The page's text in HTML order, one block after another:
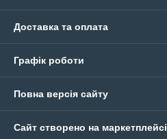
Доставка та оплата
Графік роботи
Повна версія сайту
Сайт створено на маркетплейсі